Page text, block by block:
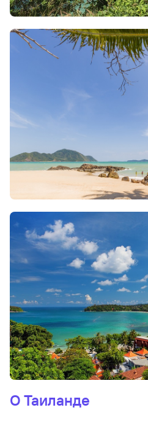
О Таиланде